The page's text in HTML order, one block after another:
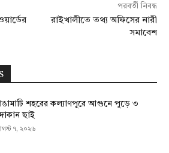
পরবর্তী নিবন্ধ
রাইখালীতে তথ্য অফিসের নারী
সমাবেশ
শহরের কল্যাণপুরে আগুনে পুড়ে ৩
ছাই
৭, ২০২৬